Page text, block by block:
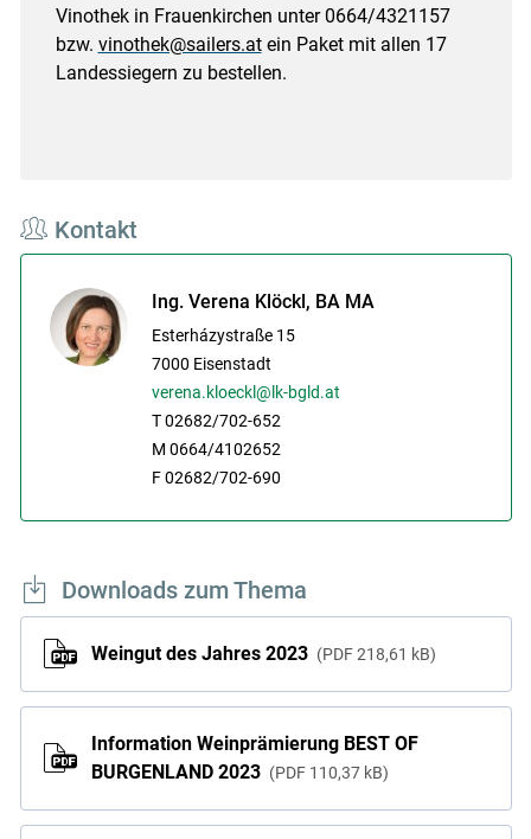
Vinothek in Frauenkirchen unter 0664/4321157
bzw. vinothek@sailers.atein Paket mit allen 17
Landessiegern zu bestellen.
Kontakt
Ing. Verena Klöckl, BA MA
Esterházystraße 15
7000 Eisenstadt
verena.kloeckl@lk-bgld.at
T 02682/702-652
M 0664/4102652
F 02682/702-690
Downloads zum Thema
Weingut des Jahres 2023 PDF 218,61 kB
Information Weinprämierung BEST OF
BURGENLAND 2023
PDF 110,37 kB